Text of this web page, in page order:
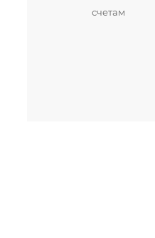
счетам